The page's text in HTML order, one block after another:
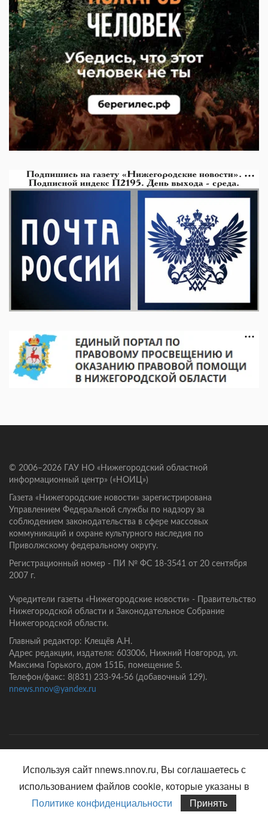
© 2006–2026 ГАУ НО «Нижегородский областной
информационный центр» («НОИЦ»)
Газета «Нижегородские новости» зарегистрирована
Управлением Федеральной службы по надзору за
соблюдением законодательства в сфере массовых
коммуникаций и охране культурного наследия по
Приволжскому федеральному округу.
Регистрационный номер - ПИ № ФС 18-3541 от 20 сентября
2007 г.
Учредители газеты «Нижегородские новости» - Правительство
Нижегородской области и Законодательное Собрание
Нижегородской области.
Главный редактор: Клещёв А.Н.
Адрес редакции, издателя: 603006, Нижний Новгород, ул.
Максима Горького, дом 151Б, помещение 5.
Телефон/факс: 8(831) 233-94-56 (добавочный 129).
nnews.nnov@yandex.ru
Используя сайт nnews.nnov.ru, Вы соглашаетесь с
использованием файлов cookie, которые указаны в
Политике конфиденциальности
Принять